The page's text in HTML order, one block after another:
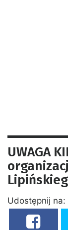
UWAGA
Udostępnij na: